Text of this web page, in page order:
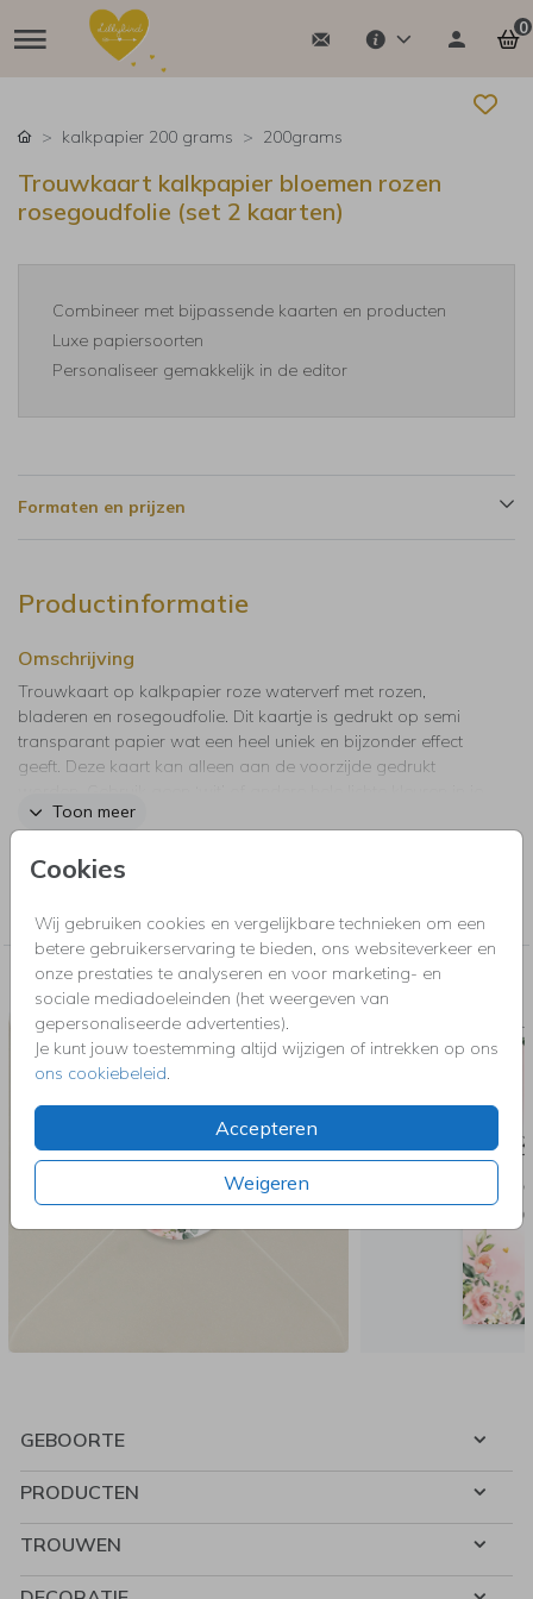
0
Cookies
Wij gebruiken cookies en vergelijkbare technieken om een
betere gebruikerservaring te bieden, ons websiteverkeer en
onze prestaties te analyseren en voor marketing- en
sociale mediadoeleinden (het weergeven van
gepersonaliseerde advertenties).
Je kunt jouw toestemming altijd wijzigen of intrekken op ons
ons cookiebeleid.
Accepteren
Weigeren
kalkpapier 200 grams 200grams
Trouwkaart kalkpapier bloemen rozen
rosegoudfolie (set 2 kaarten)
Combineer met bijpassende kaarten en producten
Luxe papiersoorten
Personaliseer gemakkelijk in de editor
Formaten en prijzen
Productinformatie
Omschrijving
Trouwkaart op kalkpapier roze waterverf met rozen,
bladeren en rosegoudfolie. Dit kaartje is gedrukt op semi
transparant papier wat een heel uniek en bijzonder effect
geeft. Deze kaart kan alleen aan de voorzijde gedrukt
design, deze zal je (haast) niet zien. Tip: plaats dit
trouwkaart.
Toon meer
Collectie
200grams
Nog meer in deze stijl voor jou
STICKER
GEBOORTE
PRODUCTEN
TROUWEN